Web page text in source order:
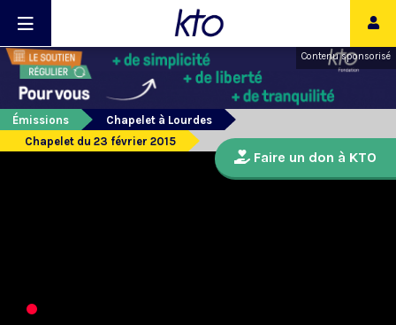
Contenu sponsorisé
Émissions
Chapelet à Lourdes
Chapelet du 23 février 2015
Faire un don à KTO